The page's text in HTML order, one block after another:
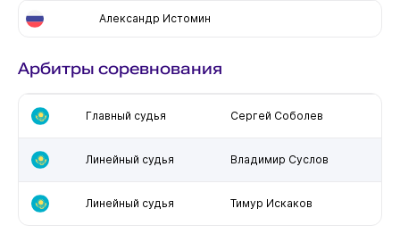
Александр Истомин
Арбитры соревнования
Главный судья Сергей Соболев
Линейный судья Владимир Суслов
Линейный судья Тимур Искаков